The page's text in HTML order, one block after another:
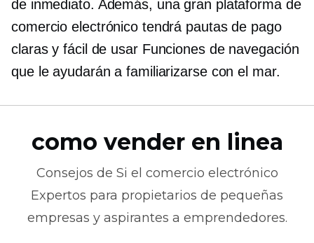
de inmediato. Además, una gran plataforma de
comercio electrónico tendrá pautas de pago
claras yfácil de usarFunciones de navegación
que le ayudarán a familiarizarse con el mar.
como vender en linea
Consejos de Si el comercio electrónico
Expertos para propietarios de pequeñas
empresas y aspirantes a emprendedores.